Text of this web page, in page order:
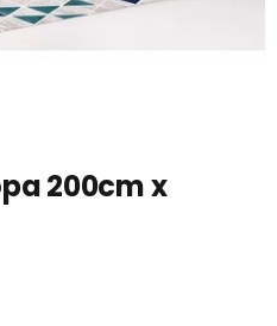
200cm x